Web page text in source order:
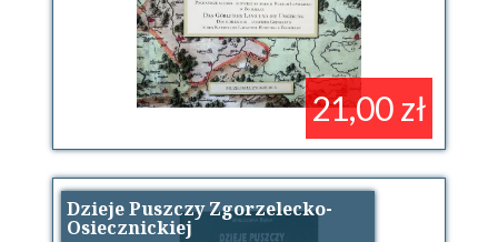
21,00 zł
Dzieje Puszczy Zgorzelecko-
Osiecznickiej